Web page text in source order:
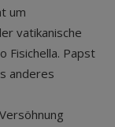
um
vatikanische
Fisichella. Papst
anderes